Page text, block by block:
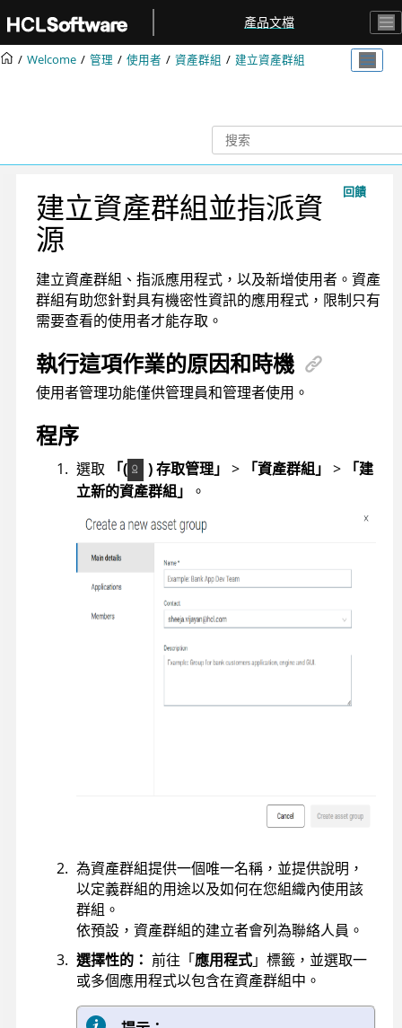
產品文檔
Welcome 管理 使用者 資產群組 建立資產群組
回饋
建立資產群組並指派資
源
建立資產群組、指派應用程式，以及新增使用者。資產
群組有助您針對具有機密性資訊的應用程式，限制只有
需要查看的使用者才能存取。
執行這項作業的原因和時機
使用者管理功能僅供管理員和管理者使用。
程序
選取 「( ) 存取管理」 > 「資產群組」 >
「建
立新的資產群組」
。
為資產群組提供一個唯一名稱，並提供說明，
以定義群組的用途以及如何在您組織內使用該
群組。
依預設，資產群組的建立者會列為聯絡人員。
選擇性的： 前往「應用程式」標籤，並選取一
或多個應用程式以包含在資產群組中。